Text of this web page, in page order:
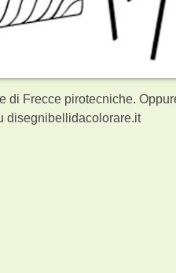
di Frecce pirotecniche.
disegnibellidacolorare.it